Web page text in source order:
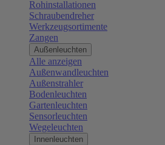
Rohinstallationen
Schraubendreher
Werkzeugsortimente
Zangen
Außenleuchten
Alle anzeigen
Außenwandleuchten
Außenstrahler
Bodenleuchten
Gartenleuchten
Sensorleuchten
Wegeleuchten
Innenleuchten